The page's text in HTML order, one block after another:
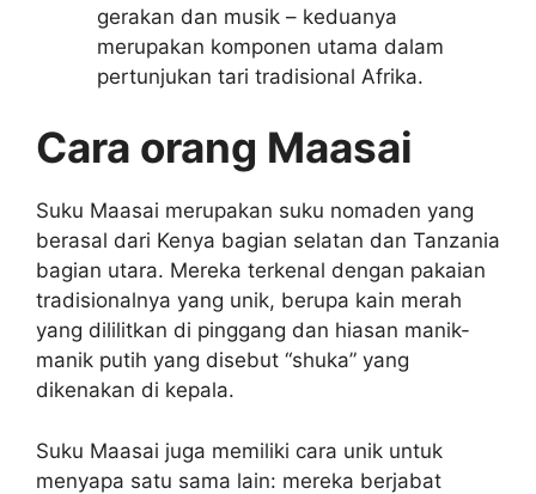
gerakan dan musik – keduanya
merupakan komponen utama dalam
pertunjukan tari tradisional Afrika.
Cara orang Maasai
Suku Maasai merupakan suku nomaden yang
berasal dari Kenya bagian selatan dan Tanzania
bagian utara. Mereka terkenal dengan pakaian
tradisionalnya yang unik, berupa kain merah
yang dililitkan di pinggang dan hiasan manik-
manik putih yang disebut “shuka” yang
dikenakan di kepala.
Suku Maasai juga memiliki cara unik untuk
menyapa satu sama lain: mereka berjabat